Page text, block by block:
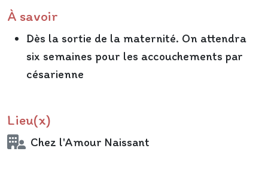
À savoir
Dès la sortie de la maternité. On attendra
six semaines pour les accouchements par
césarienne
Lieu(x)
Chez l'Amour Naissant